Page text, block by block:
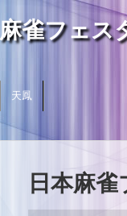
麻雀フェス
天鳳
日本麻